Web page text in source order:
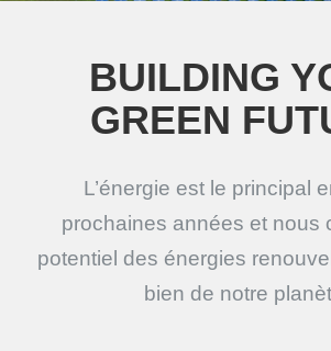
BUILDING
GREEN
L’énergie est le principal
prochaines années et nous
potentiel des énergies
bien de notre